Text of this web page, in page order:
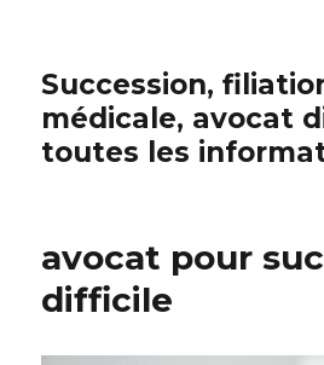
Succession,
médicale, avocat
toutes les
avocat pour
difficile